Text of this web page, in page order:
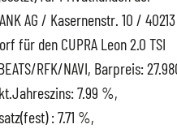
AG / Kasernenstr. 10 / 40213
für den CUPRA Leon 2.0 TSI
RFK/NAVI, Barpreis:
7.99 %,
: 7.71 %,